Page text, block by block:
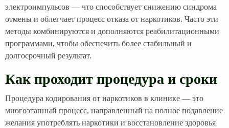
электроимпульсов — что способствует снижению синдрома
отмены и облегчает процесс отказа от наркотиков. Часто эти
методы комбинируются и дополняются реабилитационными
программами, чтобы обеспечить более стабильный и
долгосрочный результат.
Как проходит процедура и сроки
Процедура кодирования от наркотиков в клинике — это
многоэтапный процесс, направленный на полное подавление
желания употреблять наркотики и восстановление здоровья